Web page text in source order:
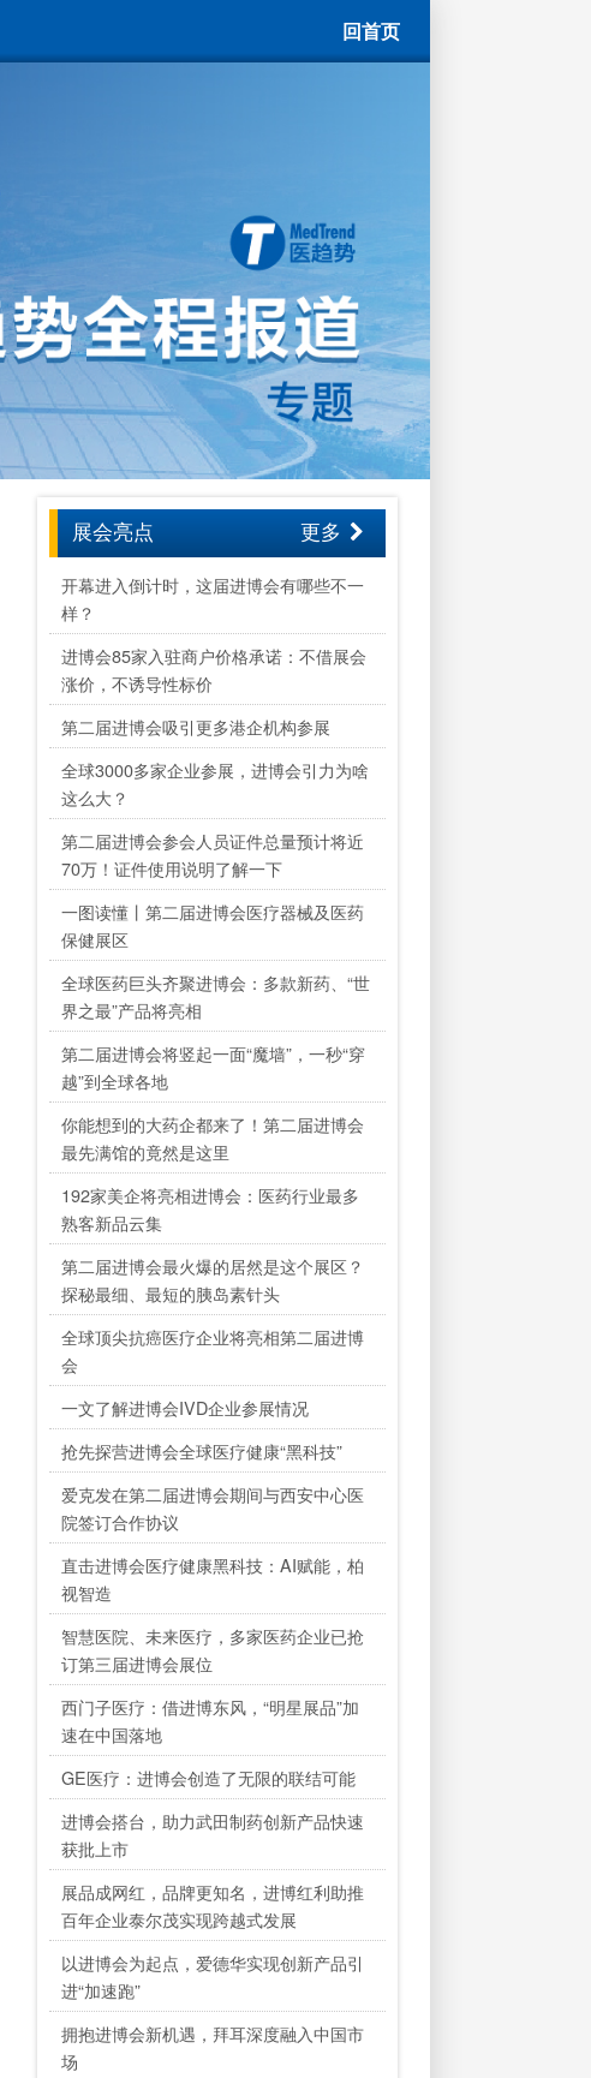
回首页
展会亮点 更多
开幕进入倒计时，这届进博会有哪些不一
样？
进博会85家入驻商户价格承诺：不借展会
涨价，不诱导性标价
第二届进博会吸引更多港企机构参展
全球3000多家企业参展，进博会引力为啥
这么大？
第二届进博会参会人员证件总量预计将近
70万！证件使用说明了解一下
一图读懂丨第二届进博会医疗器械及医药
保健展区
全球医药巨头齐聚进博会：多款新药、“世
界之最”产品将亮相
第二届进博会将竖起一面“魔墙”，一秒“穿
越”到全球各地
你能想到的大药企都来了！第二届进博会
最先满馆的竟然是这里
192家美企将亮相进博会：医药行业最多
熟客新品云集
第二届进博会最火爆的居然是这个展区？
探秘最细、最短的胰岛素针头
全球顶尖抗癌医疗企业将亮相第二届进博
会
一文了解进博会IVD企业参展情况
抢先探营进博会全球医疗健康“黑科技”
爱克发在第二届进博会期间与西安中心医
院签订合作协议
直击进博会医疗健康黑科技：AI赋能，柏
视智造
智慧医院、未来医疗，多家医药企业已抢
订第三届进博会展位
西门子医疗：借进博东风，“明星展品”加
速在中国落地
GE医疗：进博会创造了无限的联结可能
进博会搭台，助力武田制药创新产品快速
获批上市
展品成网红，品牌更知名，进博红利助推
百年企业泰尔茂实现跨越式发展
以进博会为起点，爱德华实现创新产品引
进“加速跑”
拥抱进博会新机遇，拜耳深度融入中国市
场